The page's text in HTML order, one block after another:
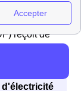
et fournisseur
reçoit de